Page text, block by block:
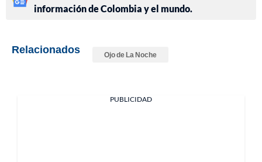
información de Colombia y el mundo.
Relacionados Ojo de La Noche
PUBLICIDAD